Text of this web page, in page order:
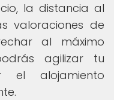
la distancia al
valoraciones de
al máximo
agilizar tu
el alojamiento